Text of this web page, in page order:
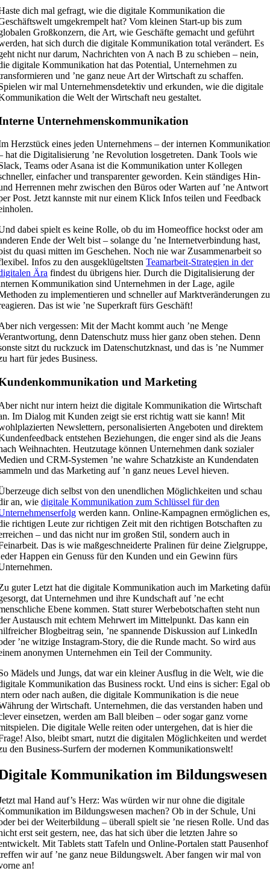
dich mal gefragt, wie die digitale Kommunikation die
umgekrempelt hat? Vom kleinen Start-up bis zum
Großkonzern, die Art, wie Geschäfte gemacht und geführt
hat sich durch die digitale Kommunikation total verändert. Es
nicht nur darum, Nachrichten von A nach B zu schieben – nein,
digitale Kommunikation hat das Potential, Unternehmen zu
und ’ne ganz neue Art der Wirtschaft zu schaffen.
wir mal Unternehmensdetektiv und erkunden, wie die digitale
die Welt der Wirtschaft neu gestaltet.
Unternehmenskommunikation
Herzstück eines jeden Unternehmens – der internen
hat die Digitalisierung ’ne Revolution losgetreten. Dank Tools wie
Teams oder Asana ist die Kommunikation unter Kollegen
einfacher und transparenter geworden. Kein ständiges Hin-
Herrennen mehr zwischen den Büros oder Warten auf ’ne Antwort
Post. Jetzt kannste mit nur einem Klick Infos teilen und Feedback
dabei spielt es keine Rolle, ob du im Homeoffice hockst oder am
Ende der Welt bist – solange du ’ne Internetverbindung hast,
du quasi mitten im Geschehen. Noch nie war Zusammenarbeit so
Infos zu den ausgeklügeltstenTeamarbeit-Strategien in der
Ära findest du übrigens hier. Durch die Digitalisierung der
Kommunikation sind Unternehmen in der Lage, agile
zu implementieren und schneller auf Marktveränderungen zu
Das ist wie ’ne Superkraft fürs Geschäft!
nich vergessen: Mit der Macht kommt auch ’ne Menge
denn Datenschutz muss hier ganz oben stehen. Denn
sitzt du ruckzuck im Datenschutzknast, und das is ’ne Nummer
hart für jedes Business.
und Marketing
nicht nur intern heizt die digitale Kommunikation die Wirtschaft
Im Dialog mit Kunden zeigt sie erst richtig watt sie kann! Mit
Newslettern, personalisierten Angeboten und direktem
entstehen Beziehungen, die enger sind als die Jeans
Weihnachten. Heutzutage können Unternehmen dank sozialer
und CRM-Systemen ’ne wahre Schatzkiste an Kundendaten
und das Marketing auf ’n ganz neues Level hieven.
dich selbst von den unendlichen Möglichkeiten und schau
an, wiedigitale Kommunikation zum Schlüssel für den
werden kann. Online-Kampagnen ermöglichen es,
richtigen Leute zur richtigen Zeit mit den richtigen Botschaften zu
– und das nicht nur im großen Stil, sondern auch in
Das is wie maßgeschneiderte Pralinen für deine Zielgruppe,
Happen ein Genuss für den Kunden und ein Gewinn fürs
guter Letzt hat die digitale Kommunikation auch im Marketing
dat Unternehmen und ihre Kundschaft auf ’ne echt
Ebene kommen. Statt sturer Werbebotschaften steht nun
Austausch mit echtem Mehrwert im Mittelpunkt. Das kann ein
Blogbeitrag sein, ’ne spannende Diskussion auf LinkedIn
’ne witzige Instagram-Story, die die Runde macht. So wird aus
anonymen Unternehmen ein Teil der Community.
Mädels und Jungs, dat war ein kleiner Ausflug in die Welt, wie die
Kommunikation das Business rockt. Und eins is sicher: Egal ob
oder nach außen, die digitale Kommunikation is die neue
der Wirtschaft. Unternehmen, die das verstanden haben und
einsetzen, werden am Ball bleiben – oder sogar ganz vorne
Die digitale Welle reiten oder untergehen, dat is hier die
Also, bleibt smart, nutzt die digitalen Möglichkeiten und werdet
den Business-Surfern der modernen Kommunikationswelt!
Kommunikation im Bildungswesen
mal Hand auf’s Herz: Was würden wir nur ohne die digitale
im Bildungswesen machen? Ob in der Schule, Uni
bei der Weiterbildung – überall spielt sie ’ne riesen Rolle. Und das
erst seit gestern, nee, das hat sich über die letzten Jahre so
Mit Tablets statt Tafeln und Online-Portalen statt Pausenhof
wir auf ’ne ganz neue Bildungswelt. Aber fangen wir mal von
an!